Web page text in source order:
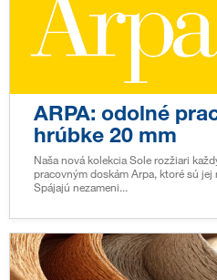
ARPA: odolné
hrúbke 20 mm
Naša nová kolekcia Sole rozžiari
pracovným doskám Arpa, ktoré sú
Spájajú nezameni...